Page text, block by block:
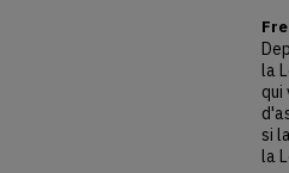
la
qui
si
la